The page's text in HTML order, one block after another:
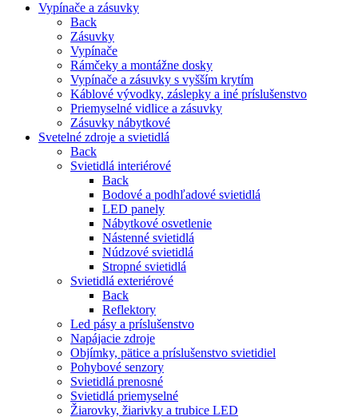
Vypínače a zásuvky
Back
Zásuvky
Vypínače
Rámčeky a montážne dosky
Vypínače a zásuvky s vyšším krytím
Káblové vývodky, záslepky a iné príslušenstvo
Priemyselné vidlice a zásuvky
Zásuvky nábytkové
Svetelné zdroje a svietidlá
Back
Svietidlá interiérové
Back
Bodové a podhľadové svietidlá
LED panely
Nábytkové osvetlenie
Nástenné svietidlá
Núdzové svietidlá
Stropné svietidlá
Svietidlá exteriérové
Back
Reflektory
Led pásy a príslušenstvo
Napájacie zdroje
Objímky, pätice a príslušenstvo svietidiel
Pohybové senzory
Svietidlá prenosné
Svietidlá priemyselné
Žiarovky, žiarivky a trubice LED